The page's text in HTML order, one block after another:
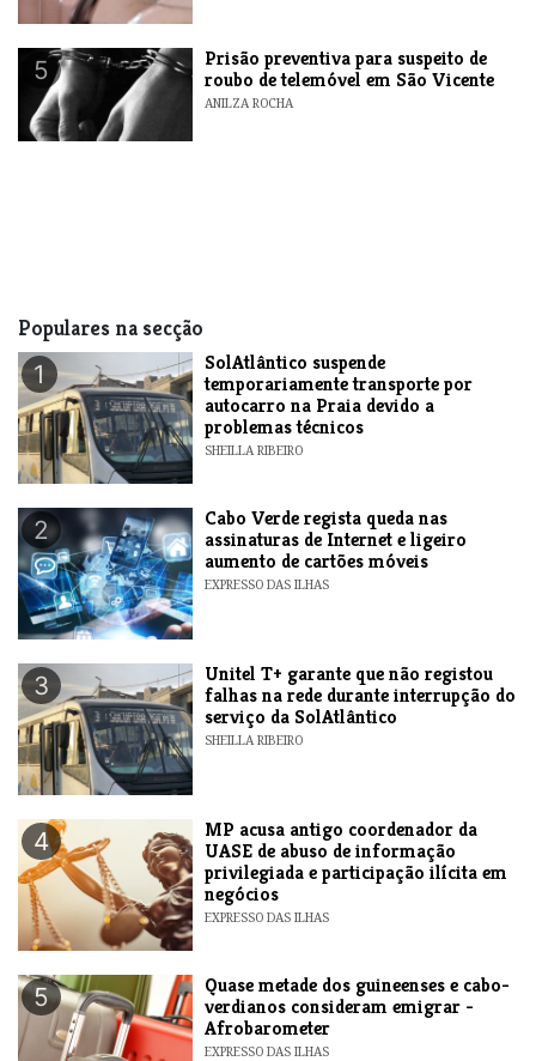
5
Prisão preventiva para suspeito de
roubo de telemóvel em São Vicente
ANILZA ROCHA
Populares na secção
1
SolAtlântico suspende
temporariamente transporte por
autocarro na Praia devido a
problemas técnicos
SHEILLA RIBEIRO
2
Cabo Verde regista queda nas
assinaturas de Internet e ligeiro
aumento de cartões móveis
EXPRESSO DAS ILHAS
3
Unitel T+ garante que não registou
falhas na rede durante interrupção do
serviço da SolAtlântico
SHEILLA RIBEIRO
4
MP acusa antigo coordenador da
UASE de abuso de informação
privilegiada e participação ilícita em
negócios
EXPRESSO DAS ILHAS
5
Quase metade dos guineenses e cabo-
verdianos consideram emigrar -
Afrobarometer
EXPRESSO DAS ILHAS